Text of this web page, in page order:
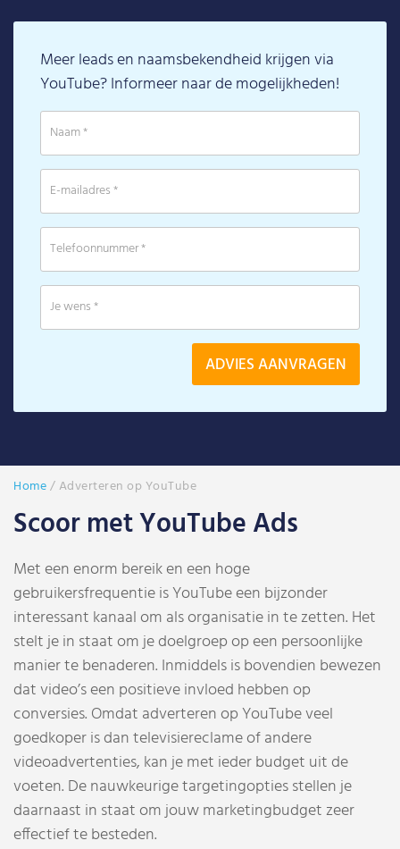
Meer leads en naamsbekendheid krijgen via
YouTube? Informeer naar de mogelijkheden!
Home/ Adverteren op YouTube
Scoor met YouTube Ads
Met een enorm bereik en een hoge
gebruikersfrequentie is YouTube een bijzonder
interessant kanaal om als organisatie in te zetten. Het
stelt je in staat om je doelgroep op een persoonlijke
manier te benaderen. Inmiddels is bovendien bewezen
dat video’s een positieve invloed hebben op
conversies. Omdat adverteren op YouTube veel
goedkoper is dan televisiereclame of andere
videoadvertenties, kan je met ieder budget uit de
voeten. De nauwkeurige targetingopties stellen je
daarnaast in staat om jouw marketingbudget zeer
effectief te besteden.